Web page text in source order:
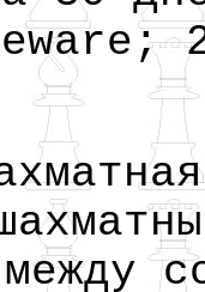
между